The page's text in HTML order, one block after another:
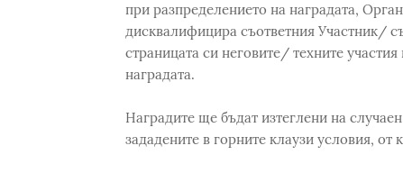
при разпределението на наградата,
дисквалифицира съответния Участник/
страницата си неговите/ техните
наградата.
Наградите ще бъдат изтеглени на
зададените в горните клаузи условия,